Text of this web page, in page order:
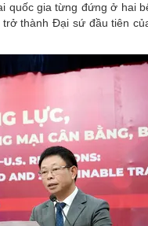
gia từng đứng ở hai
thành Đại sứ đầu tiên